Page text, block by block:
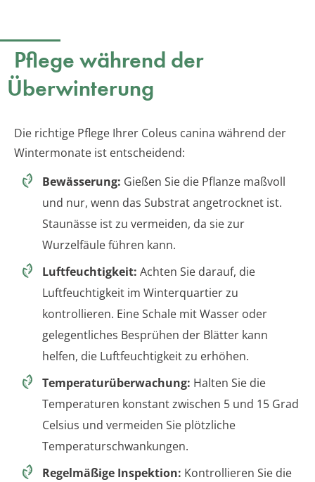
Pflege während der
Überwinterung
Die richtige Pflege Ihrer Coleus canina während der
Wintermonate ist entscheidend:
Bewässerung: Gießen Sie die Pflanze maßvoll
und nur, wenn das Substrat angetrocknet ist.
Staunässe ist zu vermeiden, da sie zur
Wurzelfäule führen kann.
Luftfeuchtigkeit: Achten Sie darauf, die
Luftfeuchtigkeit im Winterquartier zu
kontrollieren. Eine Schale mit Wasser oder
gelegentliches Besprühen der Blätter kann
helfen, die Luftfeuchtigkeit zu erhöhen.
Temperaturüberwachung: Halten Sie die
Temperaturen konstant zwischen 5 und 15 Grad
Celsius und vermeiden Sie plötzliche
Temperaturschwankungen.
Regelmäßige Inspektion: Kontrollieren Sie die